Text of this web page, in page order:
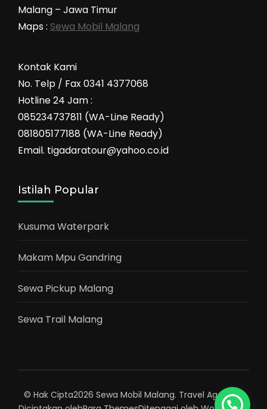
Malang – Jawa Timur
Maps : Sewa Mobil Malang
Kontak Kami
No. Telp / Fax 0341 4377068
Hotline 24 Jam :
085234737811 (WA-Line Ready)
081805177188 (WA-Line Ready)
Email. tigadaratour@yahoo.co.id
Istilah Popular
Kusuma Waterpark
Makam Mpu Gandring
Sewa Pickup Malang
Sewa Trail Malang
© Hak Cipta2026 Sewa Mobil Malang. Travel Agency |